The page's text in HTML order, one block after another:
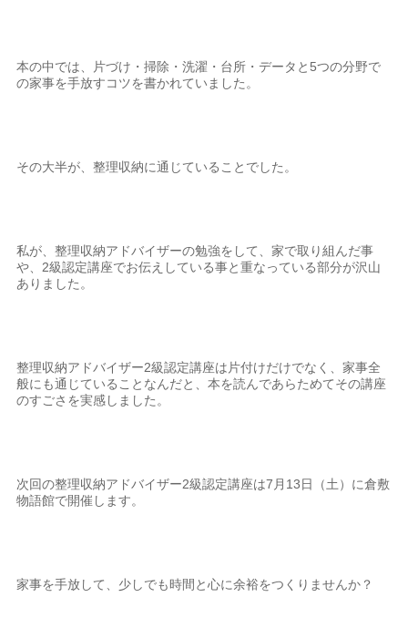
本の中では、片づけ・掃除・洗濯・台所・データと5つの分野で
の家事を手放すコツを書かれていました。
その大半が、整理収納に通じていることでした。
私が、整理収納アドバイザーの勉強をして、家で取り組んだ事
や、2級認定講座でお伝えしている事と重なっている部分が沢山
ありました。
整理収納アドバイザー2級認定講座は片付けだけでなく、家事全
般にも通じていることなんだと、本を読んであらためてその講座
のすごさを実感しました。
次回の整理収納アドバイザー2級認定講座は7月13日（土）に倉敷
物語館で開催します。
家事を手放して、少しでも時間と心に余裕をつくりませんか？